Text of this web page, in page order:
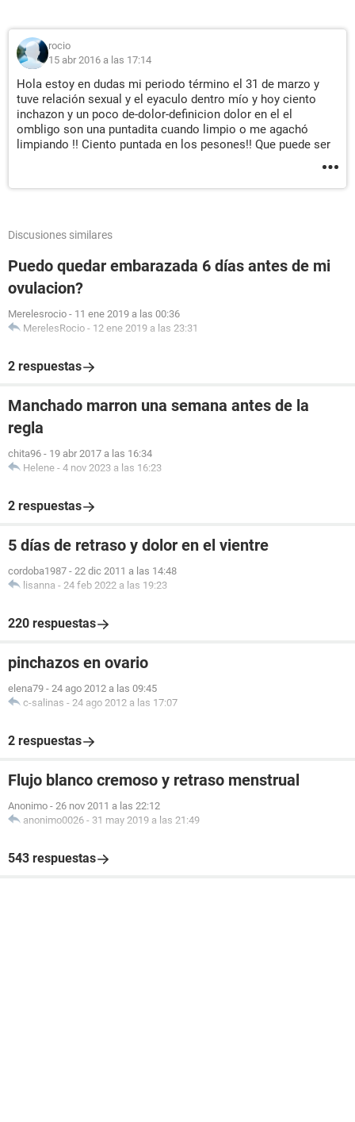
rocio
15 abr 2016 a las 17:14
Hola estoy en dudas mi periodo término el 31 de marzo y
tuve relación sexual y el eyaculo dentro mío y hoy ciento
inchazon y un poco de-dolor-definicion dolor en el el
ombligo son una puntadita cuando limpio o me agachó
limpiando !! Ciento puntada en los pesones!! Que puede ser
Discusiones similares
Puedo quedar embarazada 6 días antes de mi
ovulacion?
Merelesrocio - 11 ene 2019 a las 00:36
MerelesRocio - 12 ene 2019 a las 23:31
2 respuestas
Manchado marron una semana antes de la
regla
chita96 - 19 abr 2017 a las 16:34
Helene - 4 nov 2023 a las 16:23
2 respuestas
5 días de retraso y dolor en el vientre
cordoba1987 - 22 dic 2011 a las 14:48
lisanna - 24 feb 2022 a las 19:23
220 respuestas
pinchazos en ovario
elena79 - 24 ago 2012 a las 09:45
c-salinas - 24 ago 2012 a las 17:07
2 respuestas
Flujo blanco cremoso y retraso menstrual
Anonimo - 26 nov 2011 a las 22:12
anonimo0026 - 31 may 2019 a las 21:49
543 respuestas